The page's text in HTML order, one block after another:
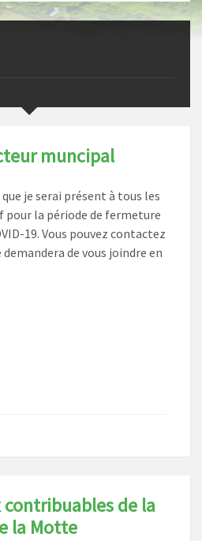
muncipal
je serai présent à tous les
pour la période de fermeture
19. Vous pouvez contactez
de vous joindre en
de la
la Motte